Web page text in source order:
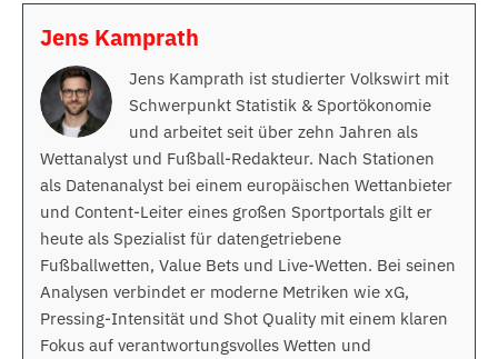
Jens Kamprath
Jens Kamprath ist studierter Volkswirt mit
Schwerpunkt Statistik & Sportökonomie
und arbeitet seit über zehn Jahren als
Wettanalyst und Fußball-Redakteur. Nach Stationen
als Datenanalyst bei einem europäischen Wettanbieter
und Content-Leiter eines großen Sportportals gilt er
heute als Spezialist für datengetriebene
Fußballwetten, Value Bets und Live-Wetten. Bei seinen
Analysen verbindet er moderne Metriken wie xG,
Pressing-Intensität und Shot Quality mit einem klaren
Fokus auf verantwortungsvolles Wetten und